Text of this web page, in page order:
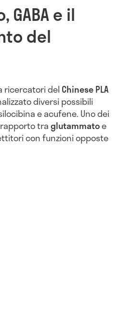
e il
del
ricercatori del Chinese PLA
diversi possibili
e acufene. Uno dei
traglutammatoe
con funzioni opposte